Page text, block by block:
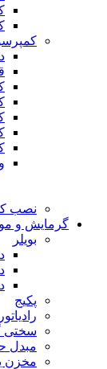
نصب
گرمایش و
بویلر
پکیج
رادیاتور
سختی
مبدل
مخزن